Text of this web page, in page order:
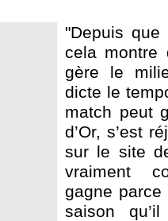
"Depuis que
cela montre
gère le
dicte le
match peut
d’Or, s’est
sur le site
vraiment
gagne parce
saison